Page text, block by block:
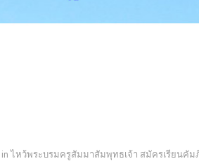
inไหว้พระบรมครูสัมมาสัมพุทธเจ้า สมัครเรียนคัม